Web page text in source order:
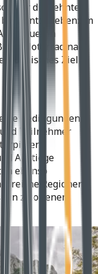
für die zehnte
Im
in
Motorrad nach
Ziel
Bedingungen
Teilnehmer
Abstiege
ebenso
Regionen
zu offenen